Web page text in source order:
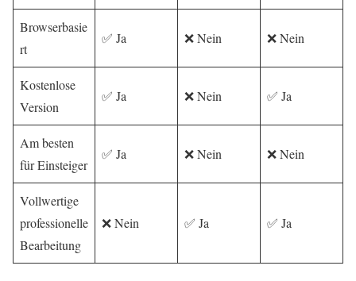
Browserbasie
rt
✅ Ja ❌ Nein ❌ Nein
Kostenlose
Version
✅ Ja ❌ Nein ✅ Ja
Am besten
für Einsteiger
✅ Ja ❌ Nein ❌ Nein
Vollwertige
professionelle
Bearbeitung
❌ Nein ✅ Ja ✅ Ja